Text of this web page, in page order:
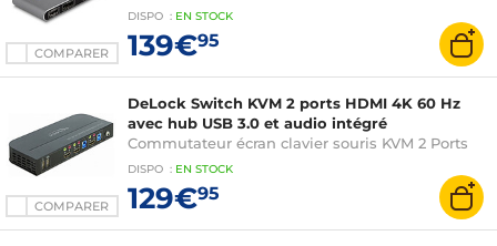
COMPARER
HDMI et DisplayPort 1.4 avec 3 ports USB-A 2.0
pour 2 ordinateurs
DISPO : EN STOCK
139€95
COMPARER
DeLock Switch KVM 2 ports HDMI 4K 60 Hz
avec hub USB 3.0 et audio intégré
Commutateur écran clavier souris KVM 2 Ports
HDMI - 4K 60 Hz - avec hub 2 Ports USB 3.0, 2
Ports USB 2.0 et Audio
DISPO : EN STOCK
129€95